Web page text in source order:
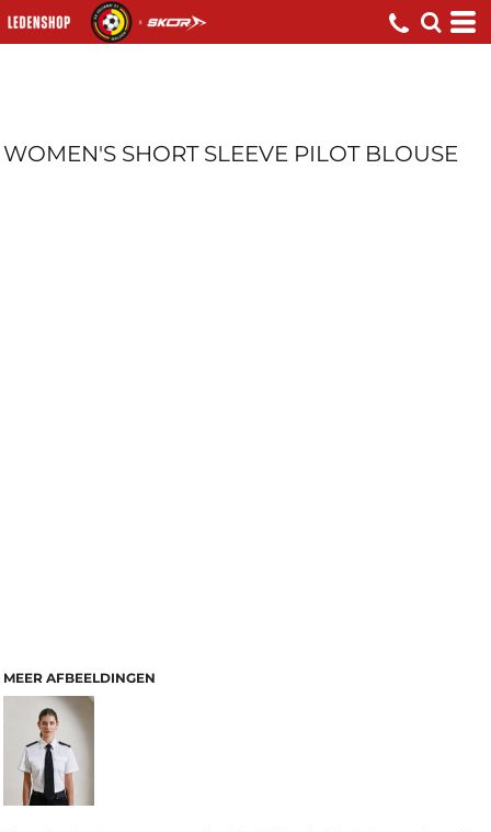
WOMEN'S SHORT SLEEVE PILOT BLOUSE
MEER AFBEELDINGEN